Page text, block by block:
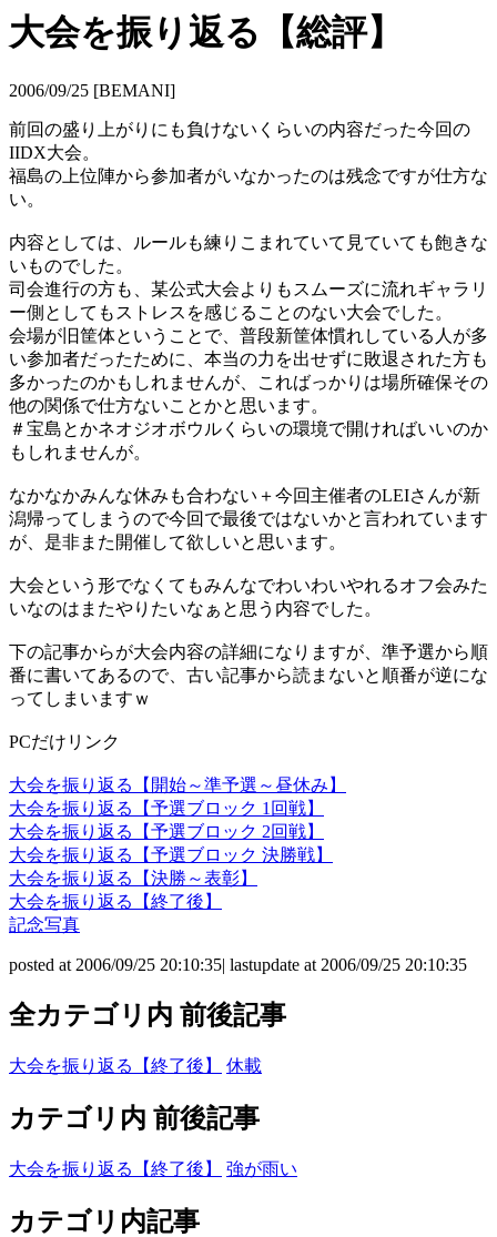
大会を振り返る【総評】
2006/09/25 [BEMANI]
前回の盛り上がりにも負けないくらいの内容だった今回の
IIDX大会。
福島の上位陣から参加者がいなかったのは残念ですが仕方な
い。
内容としては、ルールも練りこまれていて見ていても飽きな
いものでした。
司会進行の方も、某公式大会よりもスムーズに流れギャラリ
ー側としてもストレスを感じることのない大会でした。
会場が旧筐体ということで、普段新筐体慣れしている人が多
い参加者だったために、本当の力を出せずに敗退された方も
多かったのかもしれませんが、こればっかりは場所確保その
他の関係で仕方ないことかと思います。
＃宝島とかネオジオボウルくらいの環境で開ければいいのか
もしれませんが。
なかなかみんな休みも合わない＋今回主催者のLEIさんが新
潟帰ってしまうので今回で最後ではないかと言われています
が、是非また開催して欲しいと思います。
大会という形でなくてもみんなでわいわいやれるオフ会みた
いなのはまたやりたいなぁと思う内容でした。
下の記事からが大会内容の詳細になりますが、準予選から順
番に書いてあるので、古い記事から読まないと順番が逆にな
ってしまいますｗ
PCだけリンク
大会を振り返る【開始～準予選～昼休み】
大会を振り返る【予選ブロック 1回戦】
大会を振り返る【予選ブロック 2回戦】
大会を振り返る【予選ブロック 決勝戦】
大会を振り返る【決勝～表彰】
大会を振り返る【終了後】
記念写真
posted at 2006/09/25 20:10:35| lastupdate at 2006/09/25 20:10:35
全カテゴリ内 前後記事
大会を振り返る【終了後】 休載
カテゴリ内 前後記事
大会を振り返る【終了後】 強が雨い
カテゴリ内記事